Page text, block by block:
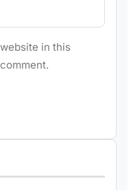
in this